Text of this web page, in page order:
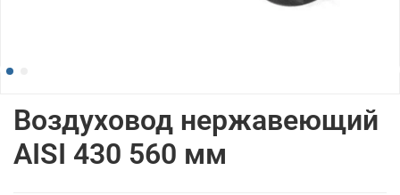
Воздуховод нержавеющий
AISI 430 560 мм